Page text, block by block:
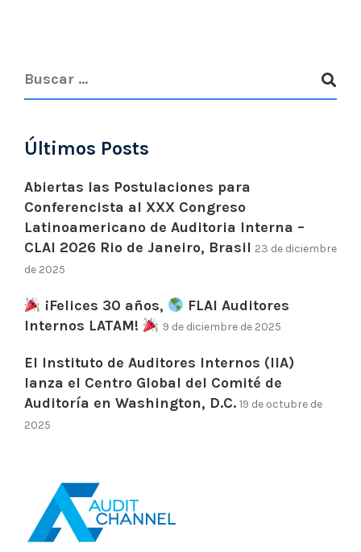
Últimos Posts
Abiertas las Postulaciones para
Conferencista al XXX Congreso
Latinoamericano de Auditoria Interna –
CLAI 2026 Rio de Janeiro, Brasil 23 de diciembre
de 2025
¡Felices 30 años,
FLAI Auditores
Internos LATAM!
9 de diciembre de 2025
El Instituto de Auditores Internos (IIA)
lanza el Centro Global del Comité de
Auditoría en Washington, D.C. 19 de octubre de
2025